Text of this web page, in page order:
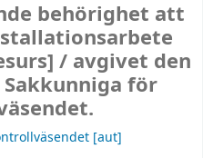
behörighet att
/ avgivet den
för
[aut]